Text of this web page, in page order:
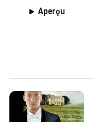
Aperçu